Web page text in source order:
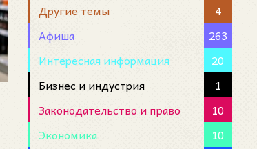
Другие темы
4
Афиша
263
Интересная информация
20
Бизнес и индустрия
1
Законодательство и право
10
Экономика
10